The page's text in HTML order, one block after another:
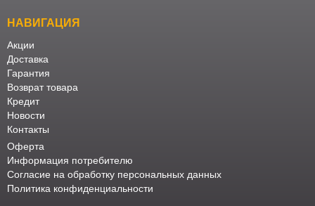
НАВИГАЦИЯ
Акции
Доставка
Гарантия
Возврат товара
Кредит
Новости
Контакты
Оферта
Информация потребителю
Согласие на обработку персональных данных
Политика конфиденциальности